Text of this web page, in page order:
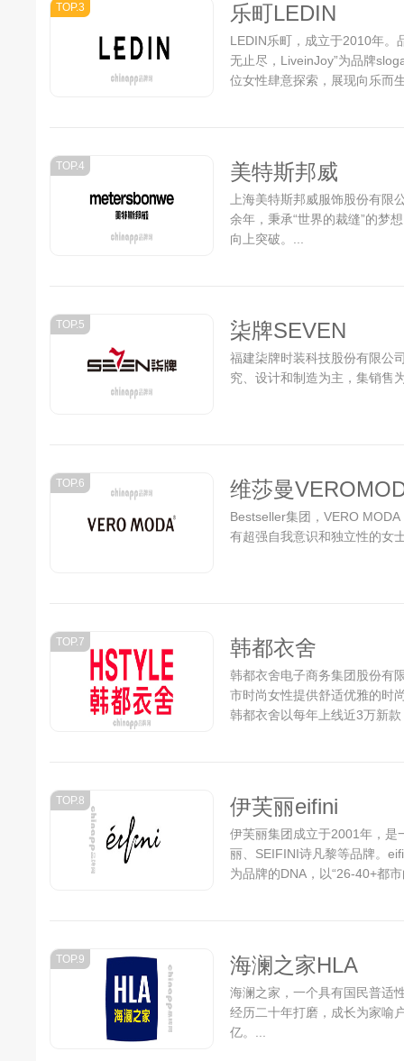
TOP.3 乐町LEDIN
LEDIN乐町，成立于2010年。
无止尽，LiveinJoy”为品牌
位女性肆意探索，展现向乐而
TOP.4 美特斯邦威
上海美特斯邦威服饰股份有限
余年，秉承“世界的裁缝”的梦
向上突破。...
TOP.5 柒牌SEVEN
福建柒牌时装科技股份有限公
究、设计和制造为主，集销售
TOP.6 维莎曼
Bestseller集团，VERO
有超强自我意识和独立性的女
TOP.7 韩都衣舍
韩都衣舍电子商务集团股份有
市时尚女性提供舒适优雅的时
韩都衣舍以每年上线近3万新
TOP.8 伊芙丽eifini
伊芙丽集团成立于2001年，是
丽、SEIFINI诗凡黎等品牌。
为品牌的DNA，以“26-40+都
TOP.9 海澜之家HLA
海澜之家，一个具有国民普适
经历二十年打磨，成长为家喻
亿。...